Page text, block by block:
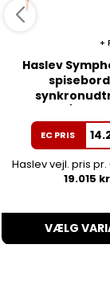
Haslev
laminat/
200
EC PRIS
Haslev vejl. pris pr.
19.015
VÆLG